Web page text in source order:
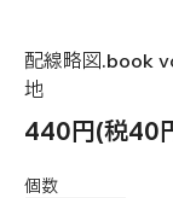
配線略図.book
地
440円(税40
個数